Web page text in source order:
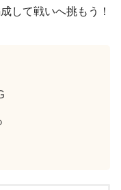
して戦いへ挑もう！